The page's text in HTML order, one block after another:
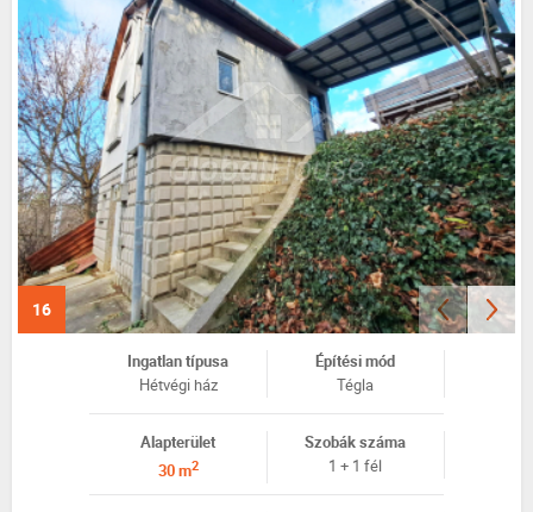
16
Ingatlan típusa
Hétvégi ház
Építési mód
Tégla
Alapterület
30 m2
Szobák száma
1 + 1 fél